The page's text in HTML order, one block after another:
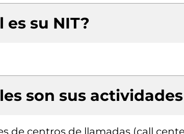
es su NIT?
son sus
de centros de llamadas (call